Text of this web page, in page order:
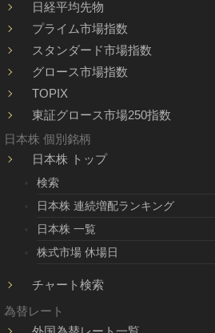
日経平均先物
プライム市場指数
スタンダード市場指数
グロース市場指数
TOPIX
東証グロース市場250指数
日本株 個別銘柄
日本株 トップ
検索
日本株 連続増配ランキング
日本株 一覧
株式市場 休場日
チャート検索
為替レート